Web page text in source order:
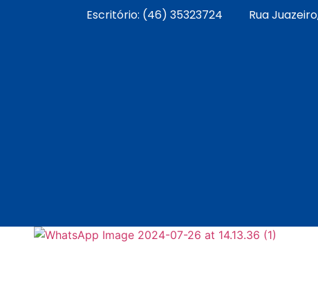
Escritório: (46) 35323724 Rua